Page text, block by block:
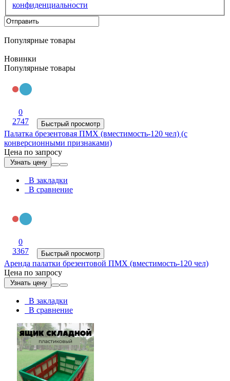
конфиденциальности
Популярные товары
Новинки
Популярные товары
0
2747
Быстрый просмотр
Палатка брезентовая ПМХ (вместимость-120 чел) (с
конверсионными признаками)
Цена по запросу
Узнать цену
В закладки
В сравнение
0
3367
Быстрый просмотр
Аренда палатки брезентовой ПМХ (вместимость-120 чел)
Цена по запросу
Узнать цену
В закладки
В сравнение